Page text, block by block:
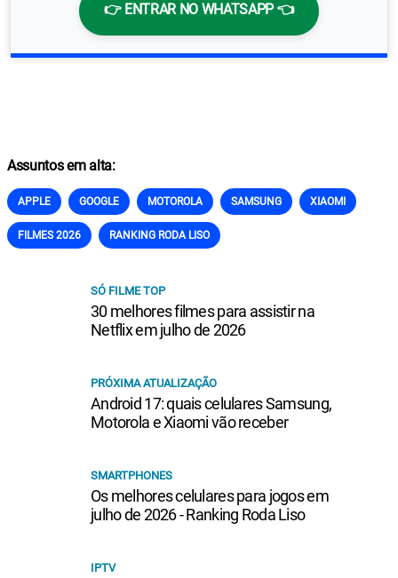
👉 ENTRAR NO WHATSAPP 👈
Assuntos em alta:
APPLE GOOGLE MOTOROLA SAMSUNG XIAOMI
FILMES 2026 RANKING RODA LISO
SÓ FILME TOP
30 melhores filmes para assistir na
Netflix em julho de 2026
PRÓXIMA ATUALIZAÇÃO
Android 17: quais celulares Samsung,
Motorola e Xiaomi vão receber
SMARTPHONES
Os melhores celulares para jogos em
julho de 2026 - Ranking Roda Liso
IPTV